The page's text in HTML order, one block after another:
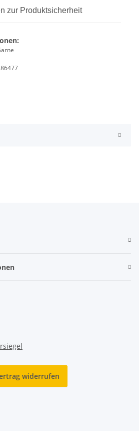
zur Produktsicherheit
widerrufen